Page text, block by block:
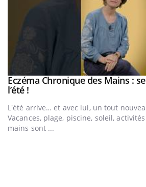
Youtube
Eczéma Chronique des Mains :
l’été !Youtube
L'été arrive… et avec lui, un tout
Vacances, plage, piscine, soleil,
mains sont ...